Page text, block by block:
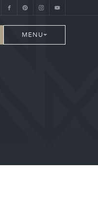
MENU